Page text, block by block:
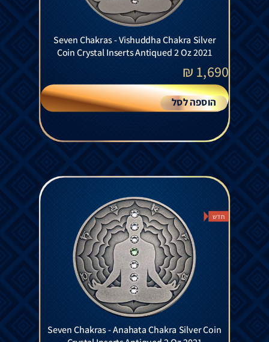
Seven Chakras - Vishuddha Chakra Silver
Coin Crystal Inserts Antiqued 2 Oz 2021
1,690
₪
הוספה לסל
חדש
Seven Chakras - Anahata Chakra Silver Coin